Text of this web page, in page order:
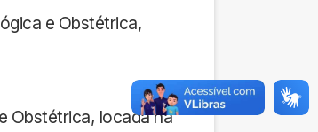
e Obstétrica,
Obstétrica, locada na